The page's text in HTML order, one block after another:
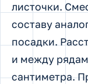
листочки.
составу
посадки.
и между
сантиметра.